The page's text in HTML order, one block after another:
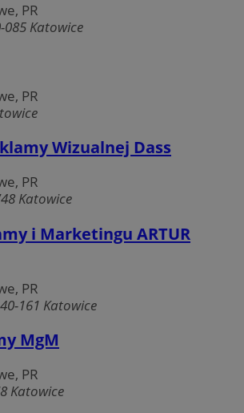
PR
085 Katowice
PR
Wizualnej Dass
PR
Katowice
i Marketingu ARTUR
PR
161 Katowice
MgM
PR
Katowice